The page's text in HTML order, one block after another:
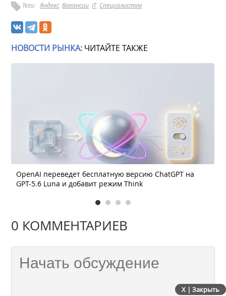
Теги: Яндекс Вакансии IT Специалистам
НОВОСТИ РЫНКА: ЧИТАЙТЕ ТАКЖЕ
OpenAI переведет бесплатную версию ChatGPT на
GPT-5.6 Luna и добавит режим Think
0 КОММЕНТАРИЕВ
X | Закрыть